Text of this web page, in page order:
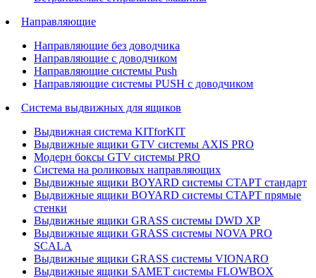
Направляющие
Направляющие без доводчика
Направляющие с доводчиком
Направляющие системы Push
Направляющие системы PUSH с доводчиком
Система выдвижных для ящиков
Выдвижная система KITforKIT
Выдвижные ящики GTV системы AXIS PRO
Модерн боксы GTV системы PRO
Система на роликовых направляющих
Выдвижные ящики BOYARD системы СТАРТ стандарт
Выдвижные ящики BOYARD системы СТАРТ прямые
стенки
Выдвижные ящики GRASS системы DWD XP
Выдвижные ящики GRASS системы NOVA PRO
SCALA
Выдвижные ящики GRASS системы VIONARO
Выдвижные ящики SAMET системы FLOWBOX